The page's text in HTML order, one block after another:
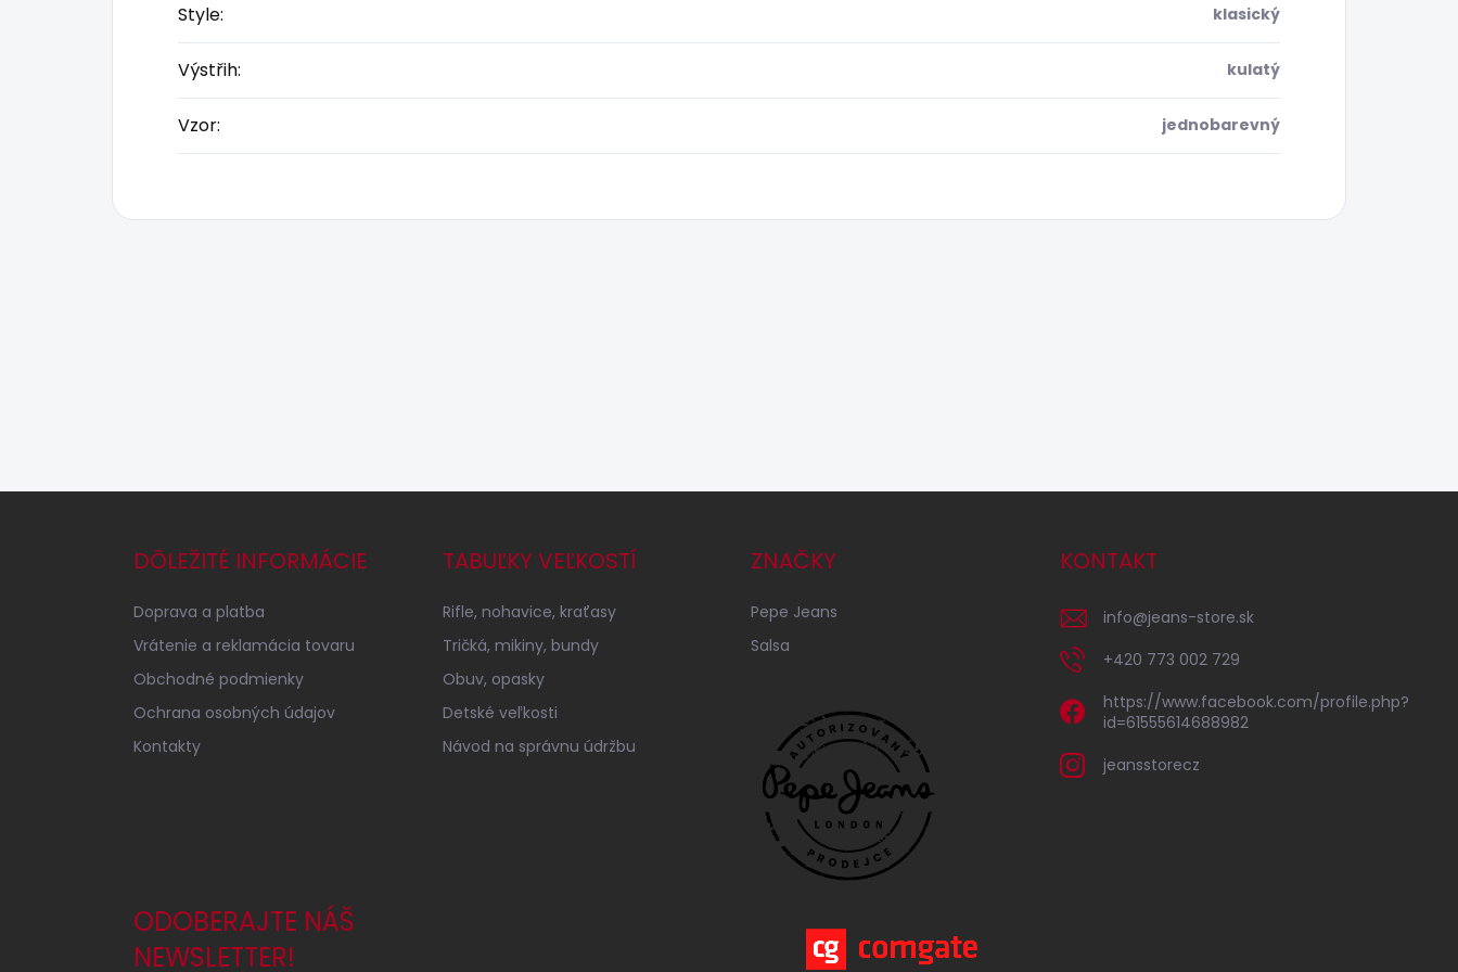
Style: klasický
Výstřih: kulatý
Vzor: jednobarevný
DÔLEŽITÉ INFORMÁCIE
Doprava a platba
Vrátenie a reklamácia tovaru
Obchodné podmienky
Ochrana osobných údajov
Kontakty
TABUĽKY VEĽKOSTÍ
Rifle, nohavice, kraťasy
Tričká, mikiny, bundy
Obuv, opasky
Detské veľkosti
Návod na správnu údržbu
ZNAČKY
Pepe Jeans
Salsa
KONTAKT
info@jeans-store.sk
+420 773 002 729
https://www.facebook.com/profile.php?
id=61555614688982
jeansstorecz
ODOBERAJTE NÁŠ
NEWSLETTER!